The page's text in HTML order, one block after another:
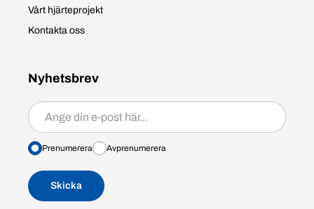
Vårt hjärteprojekt
Kontakta oss
Nyhetsbrev
Prenumerera/avprenumerera
Prenumerera Avprenumerera
Skicka